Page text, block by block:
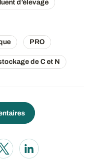
d’élevage
PRO
de C et N
a new window
Opens in a new window
Opens in a new